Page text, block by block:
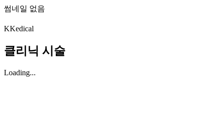
썸네일 없음
KKedical
클리닉 시술
Loading...